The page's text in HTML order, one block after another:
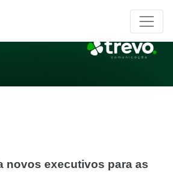
novos executivos para as